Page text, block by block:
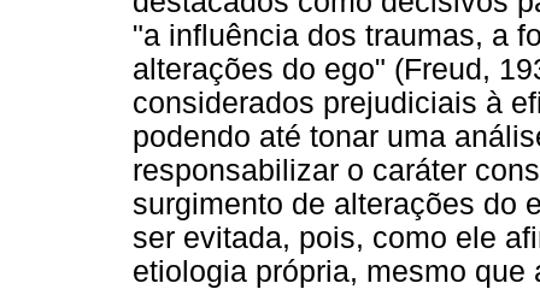
"a influência dos traumas, a
alterações do ego" (Freud,
considerados prejudiciais à
podendo até tonar uma
responsabilizar o caráter
surgimento de alterações do
ser evitada, pois, como ele
etiologia própria, mesmo que